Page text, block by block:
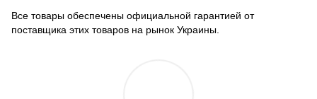
Все товары обеспечены официальной гарантией от
поставщика этих товаров на рынок Украины.